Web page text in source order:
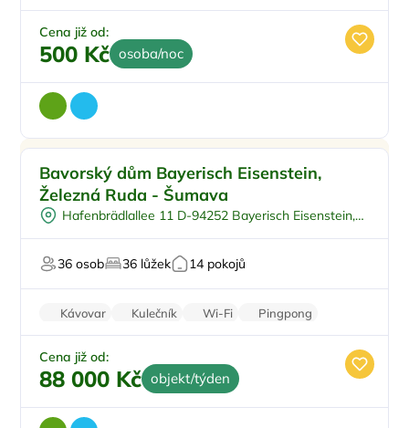
Šatní skříně
Wi-Fi
Cena již od:
500 Kč osoba/noc
Pro skupiny
Pro milovníky přírody
U sjezdovky
Firemní akce/teambuilding
V národním parku
Bavorský dům Bayerisch Eisenstein,
Železná Ruda - Šumava
Hafenbrädlallee 11 D-94252 Bayerisch Eisenstein,
36 osob
36 lůžek 14 pokojů
Kávovar Kulečník Wi-Fi
Pingpong
Bezbariérový vstup
Cena již od:
88 000 Kč objekt/týden